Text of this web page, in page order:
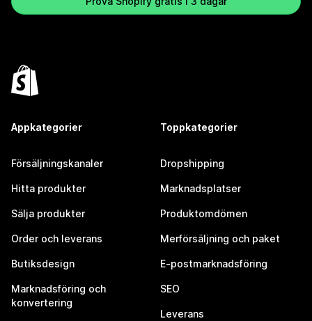
Appkategorier
Försäljningskanaler
Hitta produkter
Sälja produkter
Order och leverans
Butiksdesign
Marknadsföring och
konvertering
Toppkategorier
Dropshipping
Marknadsplatser
Produktomdömen
Merförsäljning och paket
E-postmarknadsföring
SEO
Leverans